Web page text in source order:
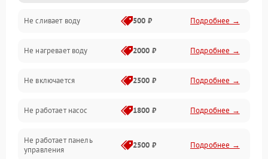
Электропитание
Датчики
Нагрев
Вода
Гигиена
Не сливает воду 500 ₽ Подробнее →
Не нагревает воду 2000 ₽ Подробнее →
Не включается 2500 ₽ Подробнее →
Не работает насос 1800 ₽ Подробнее →
Не работает панель
управления
2500 ₽ Подробнее →